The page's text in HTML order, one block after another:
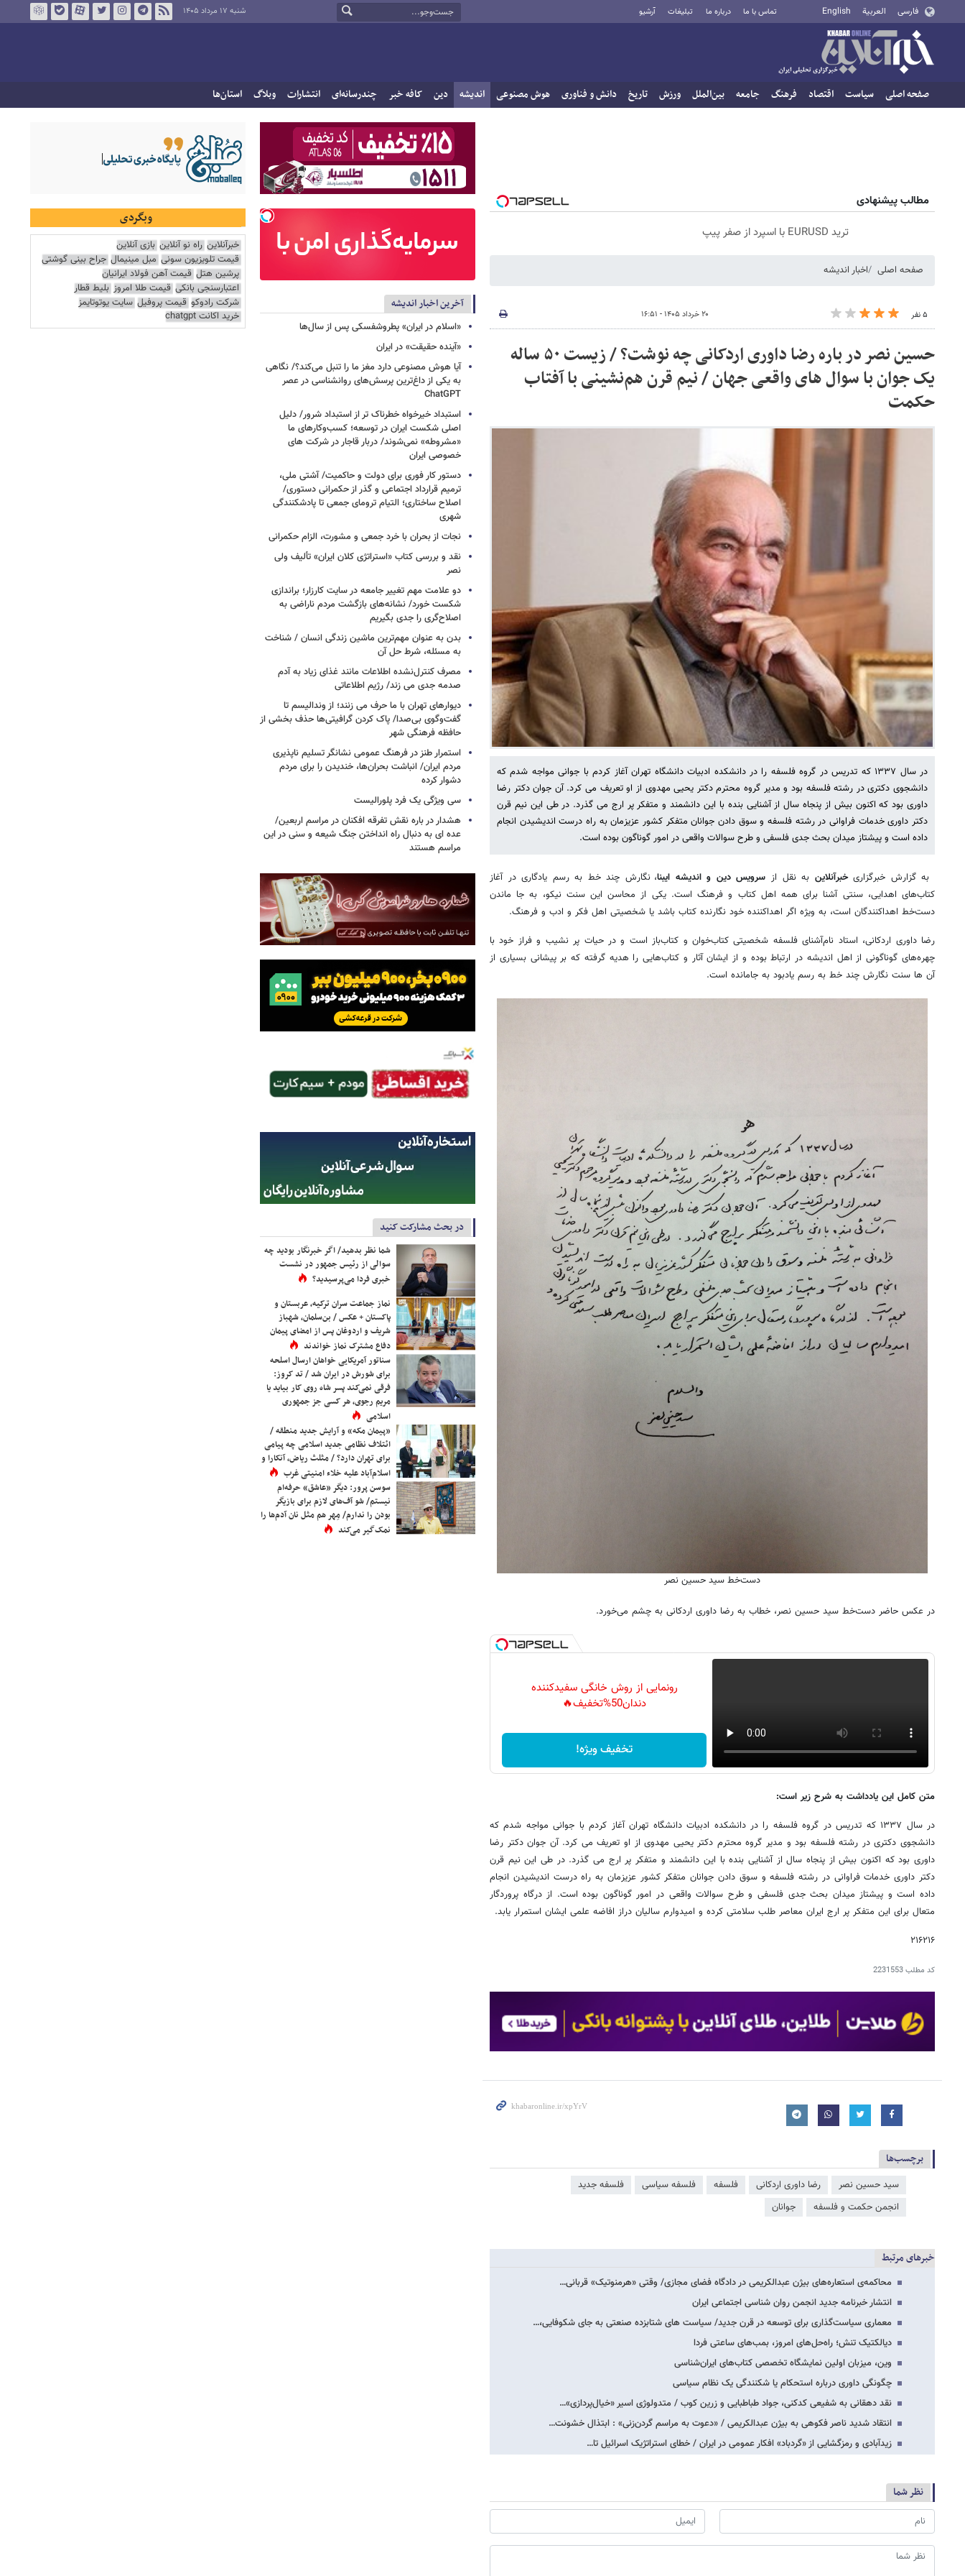
فارسی العربية English تماس با ما درباره ما تبلیغات آرشیو شنبه ۱۷ مرداد ۱۴۰۵
صفحه اصلی سیاست اقتصاد فرهنگ جامعه بین‌الملل ورزش تاریخ دانش و فناوری هوش مصنوعی اندیشه دین کافه خبر چندرسانه‌ای انتشارات وبلاگ استان‌ها
مطالب پیشنهادی
ترید EURUSD با اسپرد از صفر پیپ
صفحه اصلی اخبار اندیشه
۵ نفر ۲۰ خرداد ۱۴۰۵ - ۱۶:۵۱
حسین نصر در باره رضا داوری اردکانی چه نوشت؟ / زیست ۵۰ ساله
یک جوان با سوال های واقعی جهان / نیم قرن هم‌نشینی با آفتاب
حکمت
در سال ۱۳۳۷ که تدریس در گروه فلسفه را در دانشکده ادبیات دانشگاه تهران آغاز کردم با جوانی مواجه شدم که
دانشجوی دکتری در رشته فلسفه بود و مدیر گروه محترم دکتر یحیی مهدوی از او تعریف می کرد. آن جوان دکتر رضا
داوری بود که اکنون بیش از پنجاه سال از آشنایی بنده با این دانشمند و متفکر پر ارج می گذرد. در طی این نیم قرن
دکتر داوری خدمات فراوانی در رشته فلسفه و سوق دادن جوانان متفکر کشور عزیزمان به راه درست اندیشیدن انجام
داده است و پیشتاز میدان بحث جدی فلسفی و طرح سوالات واقعی در امور گوناگون بوده است.
به گزارش خبرگزاریخبرآنلاین به نقل از سرویس دین و اندیشه ایبنا، نگارش چند خط به رسم یادگاری در آغاز
کتاب‌های اهدایی، سنتی آشنا برای همه اهل کتاب و فرهنگ است. یکی از محاسن این سنت نیکو، به جا ماندن
دست‌خط اهداکنندگان است، به ویژه اگر اهداکننده خود نگارنده کتاب باشد یا شخصیتی اهل فکر و ادب و فرهنگ.
رضا داوری اردکانی، استاد نام‌آشنای فلسفه شخصیتی کتاب‌خوان و کتاب‌باز است و در حیات پر نشیب و فراز خود با
چهره‌های گوناگونی از اهل اندیشه در ارتباط بوده و از ایشان آثار و کتاب‌هایی را هدیه گرفته که بر پیشانی بسیاری از
آن ها سنت نگارش چند خط به رسم یادبود به جامانده است.
دست‌خط سید حسین نصر
در عکس‌ حاضر دست‌خط سید حسین نصر،‌ خطاب به رضا داوری اردکانی به چشم می‌خورد.
رونمایی از روش خانگی سفیدکننده
دندان50%تخفیف🔥
تخفیف ویژه!
متن کامل این یادداشت به شرح زیر است:
در سال ۱۳۳۷ که تدریس در گروه فلسفه را در دانشکده ادبیات دانشگاه تهران آغاز کردم با جوانی مواجه شدم که
دانشجوی دکتری در رشته فلسفه بود و مدیر گروه محترم دکتر یحیی مهدوی از او تعریف می کرد. آن جوان دکتر رضا
داوری بود که اکنون بیش از پنجاه سال از آشنایی بنده با این دانشمند و متفکر پر ارج می گذرد. در طی این نیم قرن
دکتر داوری خدمات فراوانی در رشته فلسفه و سوق دادن جوانان متفکر کشور عزیزمان به راه درست اندیشیدن انجام
داده است و پیشتاز میدان بحث جدی فلسفی و طرح سوالات واقعی در امور گوناگون بوده است. از درگاه پروردگار
متعال برای این متفکر پر ارج ایران معاصر طلب سلامتی کرده و امیدوارم سالیان دراز افاضه علمی ایشان استمرار یابد.
۲۱۶۲۱۶
کد مطلب2231553
برچسب‌ها
سید حسین نصر رضا داوری اردکانی فلسفه فلسفه سیاسی
فلسفه جدید
انجمن حکمت و فلسفه
جوانان
خبرهای مرتبط
محاکمه‌ی استعاره‌های بیژن عبدالکریمی در دادگاه فضای مجازی/ وقتی «هرمنوتیک» قربانی…
انتشار خبرنامه جدید انجمن روان شناسی اجتماعی ایران
معماری سیاست‌گذاری برای توسعه در قرن جدید/ سیاست های شتابزده صنعتی به جای شکوفایی،…
دیالکتیک تنش؛ راه‌حل‌های امروز، بمب‌های ساعتی فردا
وین، میزبان اولین نمایشگاه تخصصی کتاب‌های ایران‌شناسی
چگونگی داوری درباره استحکام یا شکنندگی یک نظام سیاسی
نقد دهقانی به شفیعی کدکنی، جواد طباطبایی و زرین کوب / متدولوژی اسیر «خیال‌پردازی»…
انتقاد شدید ناصر فکوهی به بیژن عبدالکریمی / «دعوت به مراسم گردن‌زنی» : ابتذال خشونت…
زیدآبادی و رمزگشایی از «گردباد» افکار عمومی در ایران / خطای استراتژیک اسرائیل تا…
نظر شما
آخرین اخبار اندیشه
«اسلام در ایران» پطروشفسکی پس از سال‌ها
«آینده حقیقت» در ایران
آیا هوش مصنوعی دارد مغز ما را تنبل می‌کند؟/ نگاهی
به یکی از داغ‌ترین پرسش‌های روانشناسی در عصر
ChatGPT
استبداد خیرخواه خطرناک تر از استبداد شرور/ دلیل
اصلی شکست ایران در توسعه؛ کسب‌وکارهای ما
«مشروطه» نمی‌شوند/ دربار قاجار در شرکت های
خصوصی ایران
دستور کار فوری برای دولت و حاکمیت/ آشتی ملی،
ترمیم قرارداد اجتماعی و گذر از حکمرانی دستوری/
اصلاح ساختاری؛ التیام ترومای جمعی تا پادشکنندگی
شهری
نجات از بحران با خرد جمعی و مشورت، الزام حکمرانی
نقد و بررسی کتاب «استراتژی کلان ایران» تألیف ولی
نصر
دو علامت مهم تغییر جامعه در سایت کارزار؛ براندازی
شکست خورد/ نشانه‌های بازگشت مردم ناراضی به
اصلاح‌گری را جدی بگیریم
بدن به عنوان مهم‌ترین ماشین زندگی انسان / شناخت
به مسئله، شرط حل آن
مصرف کنترل‌نشده اطلاعات مانند غذای زیاد به آدم
صدمه جدی می زند/ رژیم اطلاعاتی
دیوارهای تهران با ما حرف می زنند؛ از وندالیسم تا
گفت‌وگوی بی‌صدا/ پاک کردن گرافیتی‌ها حذف بخشی از
حافظه فرهنگی شهر
استمرار طنز در فرهنگ عمومی نشانگر تسلیم ناپذیری
مردم ایران/ انباشت بحران‌ها، خندیدن را برای مردم
دشوار کرده
سی ویژگی یک فرد پلورالیست
هشدار در باره نقش تفرقه افکنان در مراسم اربعین/
عده ای به دنبال راه انداختن جنگ شیعه و سنی در این
مراسم هستند
در بحث مشارکت کنید
شما نظر بدهید/ اگر خبرنگار بودید چه
سوالی از رئیس جمهور در نشست
خبری فردا می‌پرسیدید؟
نماز جماعت سران ترکیه، عربستان و
پاکستان + عکس / بن‌سلمان، شهباز
شریف و اردوغان پس از امضای پیمان
دفاع مشترک نماز خواندند
سناتور آمریکایی خواهان ارسال اسلحه
برای شورش در ایران شد / تد کروز:
فرقی نمی‌کند پسر شاه روی کار بیاید یا
مریم رجوی، هر کسی جز جمهوری
اسلامی
«پیمان مکه» و آرایش جدید منطقه /
ائتلاف نظامی جدید اسلامی چه پیامی
برای تهران دارد؟ / مثلث ریاض، آنکارا و
اسلام‌آباد علیه خلاء امنیتی غرب
سوسن پرور: دیگر «عاشق» حرفه‌ام
نیستم/ شو آف‌های لازم برای بازیگر
بودن را ندارم/ مِهر هم مثل نان آدم‌ها را
نمک‌گیر می‌کند
وبگردی
خبرآنلاین راه نو آنلاین بازی آنلاین
قیمت تلویزیون سونی مبل مینیمال جراح بینی گوشتی
پرشین هتل قیمت آهن فولاد ایرانیان
اعتبارسنجی بانکی قیمت طلا امروز بلیط قطار
شرکت رادوکو قیمت پروفیل سایت یوتوتایمز
خرید اکانت chatgpt